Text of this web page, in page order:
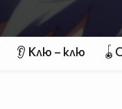
👂 Клю – клю